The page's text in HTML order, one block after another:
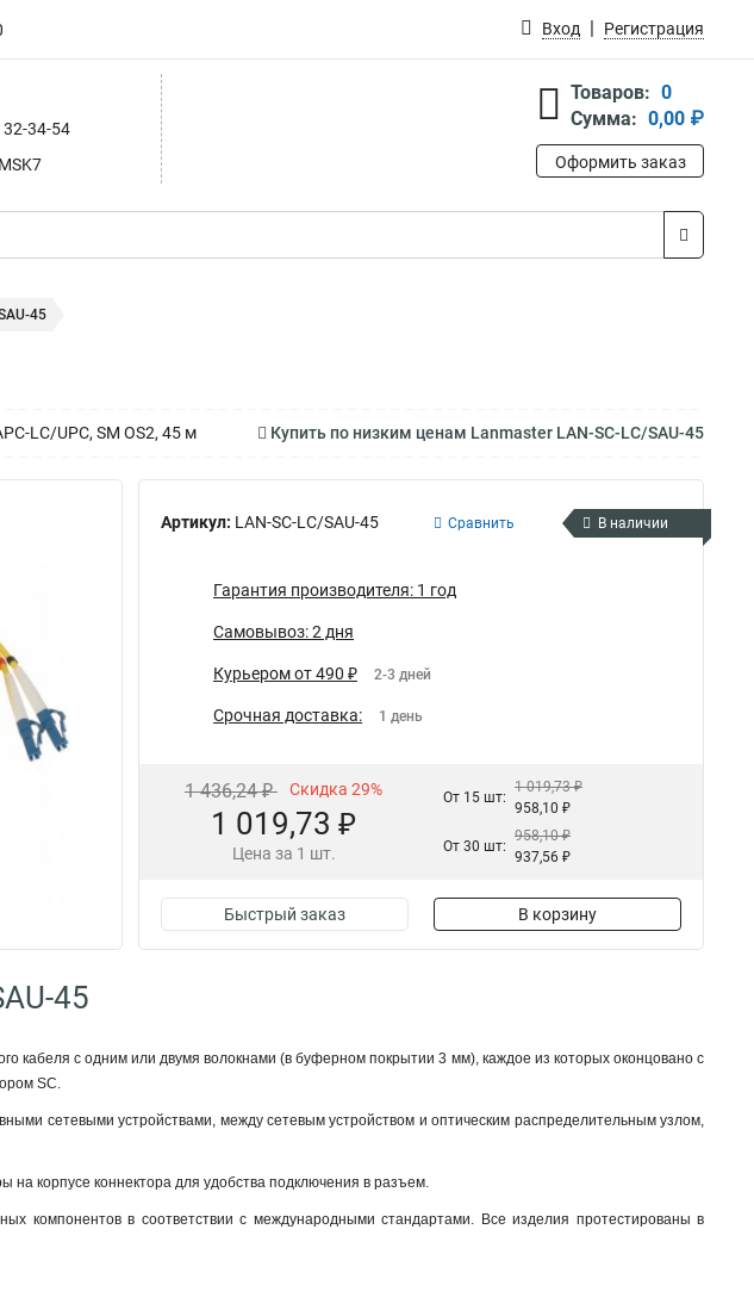
Вход Регистрация
34-54
Товаров: 0
Сумма: 0,00 ₽
Оформить заказ
45
LC/UPC, SM OS2, 45 м Купить по низким ценам Lanmaster LAN-SC-LC/SAU-45
Артикул: LAN-SC-LC/SAU-45 Сравнить В наличии
Гарантия производителя: 1 год
Самовывоз: 2 дня
Курьером от 490 ₽ 2-3 дней
Срочная доставка: 1 день
1 436,24 ₽ Скидка 29%
1 019,73 ₽
Цена за 1 шт.
От 15 шт:
1 019,73 ₽
958,10 ₽
От 30 шт:
958,10 ₽
937,56 ₽
Быстрый заказ В корзину
45
кабеля c одним или двумя волокнами (в буферном покрытии 3 мм), каждое из которых оконцовано с
SC.
сетевыми устройствами, между сетевым устройством и оптическим распределительным узлом,
на корпусе коннектора для удобства подключения в разъем.
компонентов в соответствии с международными стандартами. Все изделия протестированы в